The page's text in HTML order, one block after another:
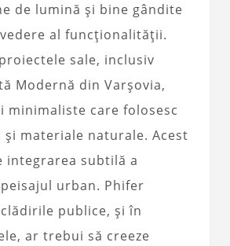
de lumină și bine gândite
al funcționalității.
sale, inclusiv
Modernă din Varșovia,
minimaliste care folosesc
și materiale naturale. Acest
integrarea subtilă a
urban. Phifer
publice, și în
ar trebui să creeze